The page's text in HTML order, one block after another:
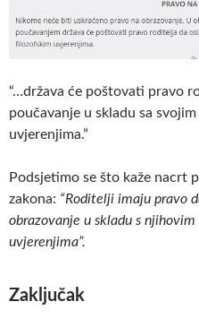
“…država će poštovati pravo
poučavanje u skladu sa
uvjerenjima.”
Podsjetimo se što kaže nacrt
zakona: “Roditelji imaju pravo
obrazovanje u skladu s
uvjerenjima”.
Zaključak